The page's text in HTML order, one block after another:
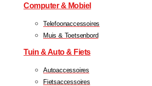
Computer & Mobiel
Telefoonaccessoires
Muis & Toetsenbord
Tuin & Auto & Fiets
Autoaccessoires
Fietsaccessoires